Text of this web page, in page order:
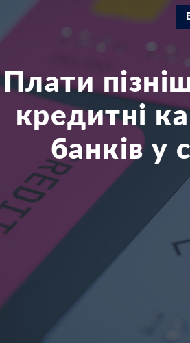
Плати
кредитні
банків у